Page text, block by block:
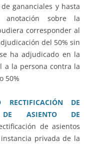
gananciales y hasta
anotación sobre la
corresponder al
del 50% sin
ha adjudicado en la
a la persona contra la
50%
DE
DE ASIENTO DE
de asientos
privada de la